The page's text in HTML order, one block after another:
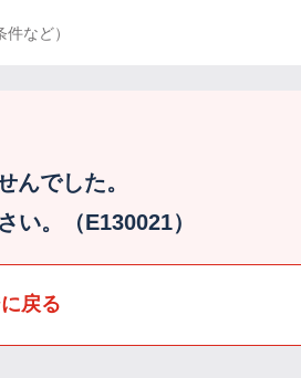
など）
んでした。
い。（E130021）
戻る